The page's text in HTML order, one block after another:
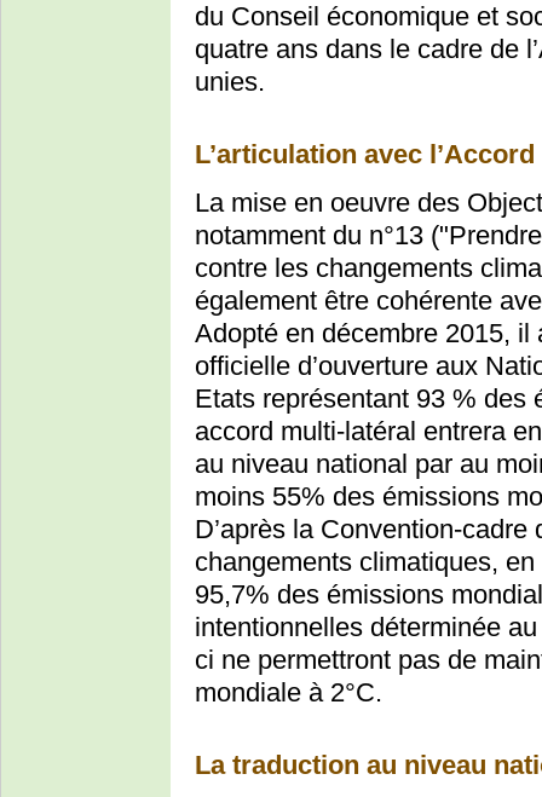
du Conseil économique et
quatre ans dans le cadre de
unies.
L’articulation avec
La mise en oeuvre des
notamment du n°13
contre les changements
également être cohérente
Adopté en décembre 2015,
officielle d’ouverture aux
Etats représentant 93 % des
accord multi-latéral entrera
au niveau national par au
moins 55% des émissions
D’après la Convention-
changements climatiques,
95,7% des émissions
intentionnelles déterminée
ci ne permettront pas de
mondiale à 2°C.
La traduction au niveau